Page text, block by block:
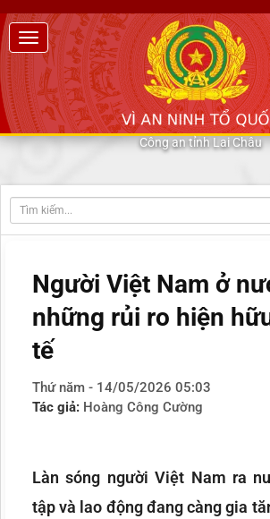
Công an tỉnh Lai Châu
Người Việt Nam ở
những rủi ro hiện
tế
Thứ năm - 14/05/2026 05:03
Tác giả: Hoàng Công Cường
Làn sóng người Việt Nam ra
tập và lao động đang càng gia